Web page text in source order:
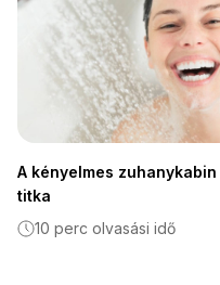
A kényelmes zuhanykabin
titka
10 perc olvasási idő